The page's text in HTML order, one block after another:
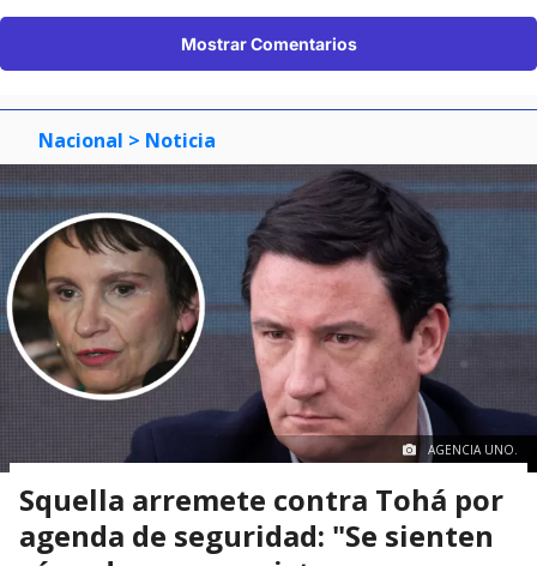
Mostrar Comentarios
Nacional > Noticia
AGENCIA UNO.
Squella arremete contra Tohá por
agenda de seguridad: "Se sienten